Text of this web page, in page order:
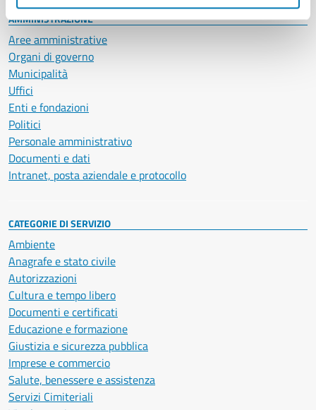
AMMINISTRAZIONE
Aree amministrative
Organi di governo
Municipalità
Uffici
Enti e fondazioni
Politici
Personale amministrativo
Documenti e dati
Intranet, posta aziendale e protocollo
CATEGORIE DI SERVIZIO
Ambiente
Anagrafe e stato civile
Autorizzazioni
Cultura e tempo libero
Documenti e certificati
Educazione e formazione
Giustizia e sicurezza pubblica
Imprese e commercio
Salute, benessere e assistenza
Servizi Cimiteriali